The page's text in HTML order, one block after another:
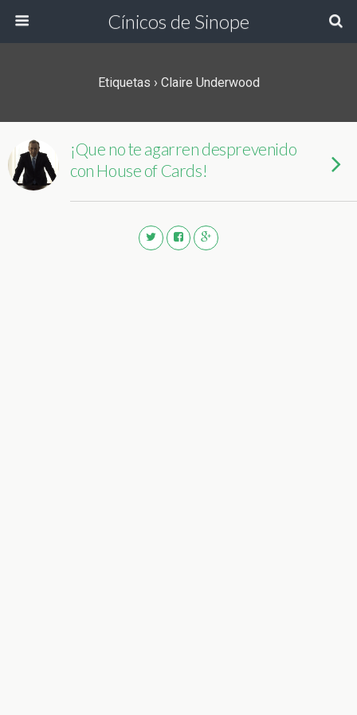
Cínicos de Sinope
Etiquetas › Claire Underwood
¡Que no te agarren desprevenido
con House of Cards!